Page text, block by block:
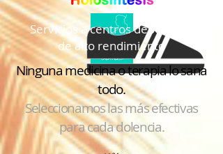
Servicios a centros deportivos
de alto rendimiento
Ninguna medicina o terapia lo sana
todo.
Seleccionamos las más efectivas
para cada dolencia.